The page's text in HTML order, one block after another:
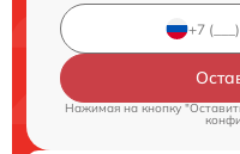
Нажимая на кнопку